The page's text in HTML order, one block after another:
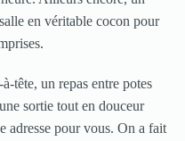
en véritable cocon pour
tête, un repas entre potes
sortie tout en douceur
adresse pour vous. On a fait